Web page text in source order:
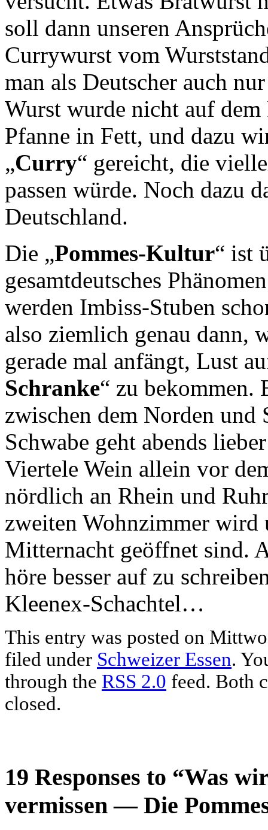
soll dann unseren
Currywurst vom
man als Deutscher auch
Wurst wurde nicht auf dem
Pfanne in Fett, und dazu
„Curry“ gereicht, die
passen würde. Noch dazu
Deutschland.
Die „Pommes-Kultur“ ist
gesamtdeutsches
werden Imbiss-Stuben
also ziemlich genau dann,
gerade mal anfängt, Lust
Schranke“ zu bekommen.
zwischen dem Norden und
Schwabe geht abends
Viertele Wein allein vor
nördlich an Rhein und
zweiten Wohnzimmer wird
Mitternacht geöffnet sind.
höre besser auf zu
Kleenex-Schachtel…
This entry was posted on
filed under Schweizer Essen.
through the RSS 2.0 feed. Both
closed.
19 Responses to “Was
vermissen — Die